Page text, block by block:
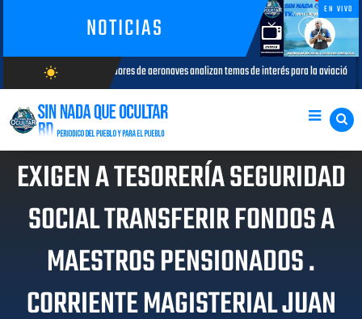
NOTICIAS
EN VIVO
wb_sunny
AGOSTO/7/2026
de aeronaves analizan temas de interés para la aviación civil AGOSTO 05, 2026
EXIGEN A TESORERÍA SEGURIDAD
SOCIAL TRANSFERIR FONDOS A
MAESTROS PENSIONADOS .
CORRIENTE MAGISTERIAL JUAN